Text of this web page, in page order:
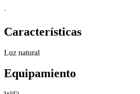
.
Características
Luz natural
Equipamiento